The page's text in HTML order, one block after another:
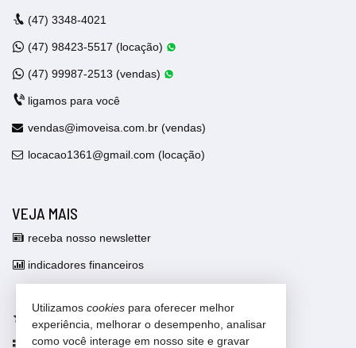
(47) 3348-4021
(47) 98423-5517 (locação)
(47) 99987-2513 (vendas)
ligamos para você
vendas@imoveisa.com.br (vendas)
locacao1361@gmail.com (locação)
VEJA MAIS
receba nosso newsletter
indicadores financeiros
imóveis favoritos
mapa de imóveis
Utilizamos cookies para oferecer melhor
experiência, melhorar o desempenho, analisar
como você interage em nosso site e gravar